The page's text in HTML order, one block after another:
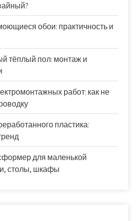
обои: практичность и
тёплый пол: монтаж и
работ: как не
пластика:
для маленькой
столы, шкафы